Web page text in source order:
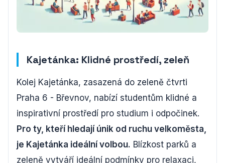
Kajetánka: Klidné prostředí, zeleň
Kolej Kajetánka, zasazená do zeleně čtvrti
Praha 6 - Břevnov, nabízí studentům klidné a
inspirativní prostředí pro studium i odpočinek.
Pro ty, kteří hledají únik od ruchu velkoměsta,
je Kajetánka ideální volbou. Blízkost parků a
zeleně vytváří ideální podmínky pro relaxaci,